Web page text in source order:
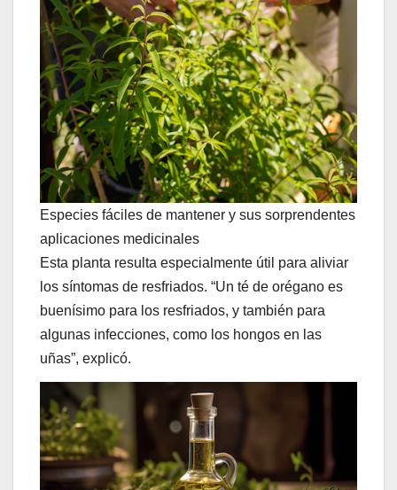
Especies fáciles de mantener y sus sorprendentes
aplicaciones medicinales
Esta planta resulta especialmente útil para aliviar
los síntomas de resfriados. “Un té de orégano es
buenísimo para los resfriados, y también para
algunas infecciones, como los hongos en las
uñas”, explicó.